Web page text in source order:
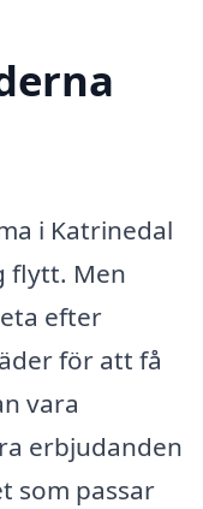
i Katrinedal
flytt. Men
efter
för att få
vara
erbjudanden
som passar